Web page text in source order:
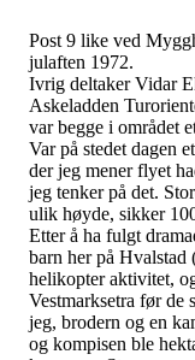
Post 9 like ved
julaften 1972.
Ivrig deltaker Vidar
Askeladden
var begge i området
Var på stedet dagen
der jeg mener flyet
jeg tenker på det.
ulik høyde, sikker
Etter å ha fulgt
barn her på Hvalstad
helikopter aktivitet,
Vestmarksetra før de
jeg, brodern og en
og kompisen ble